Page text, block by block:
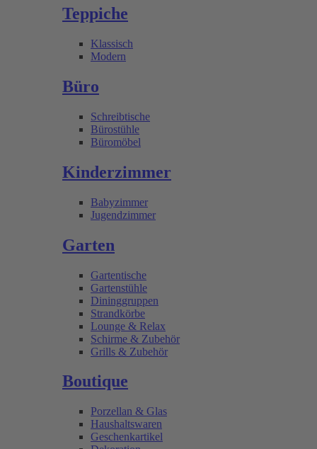
Teppiche
Klassisch
Modern
Büro
Schreibtische
Bürostühle
Büromöbel
Kinderzimmer
Babyzimmer
Jugendzimmer
Garten
Gartentische
Gartenstühle
Dininggruppen
Strandkörbe
Lounge & Relax
Schirme & Zubehör
Grills & Zubehör
Boutique
Porzellan & Glas
Haushaltswaren
Geschenkartikel